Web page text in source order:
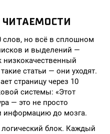
ЧИТАЕМОСТИ
но всё в сплошном
и выделений —
низкокачественный
статьи — они уходят.
страницу через 10
системы: «Этот
— это не просто
информацию до мозга.
блок. Каждый